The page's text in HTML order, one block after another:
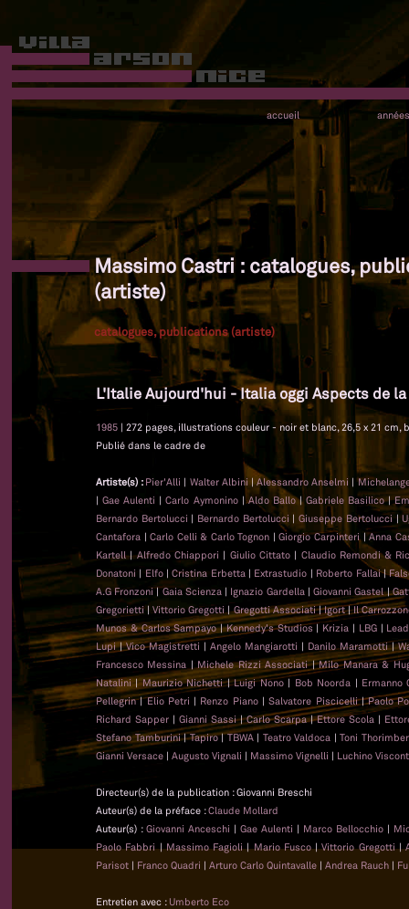
accueil années
Massimo Castri : catalogues,
(artiste)
catalogues, publications (artiste)
L'Italie Aujourd'hui - Italia oggi Aspects de
1985 | 272 pages, illustrations couleur - noir et blanc, 26,5 x 21 cm,
Publié dans le cadre de
Artiste(s) : Pier'Alli | Walter Albini |Alessandro Anselmi |
|Gae Aulenti |Carlo Aymonino|Aldo Ballo|Gabriele Basilico|
Bernardo Bertolucci | Bernardo Bertolucci |Giuseppe Bertolucci |
Cantafora |Carlo Celli & Carlo Tognon |Giorgio Carpinteri |Anna
Kartell|Alfredo Chiappori | Giulio Cittato| Claudio Remondi &
Donatoni | Elfo|Cristina Erbetta | Extrastudio | Roberto Fallai|
A.G Fronzoni|Gaia Scienza | Ignazio Gardella |Giovanni Gastel|
Gregorietti |Vittorio Gregotti |Gregotti Associati|Igort|Il
Munos & Carlos Sampayo|Kennedy's Studios| Krizia | LBG|
Lupi|Vico Magistretti | Angelo Mangiarotti | Danilo Maramotti|
Francesco Messina | Michele Rizzi Associati|Milo Manara &
Natalini|Maurizio Nichetti|Luigi Nono| Bob Noorda | Ermanno
Pellegrin|Elio Petri | Renzo Piano|Salvatore Piscicelli|Paolo
Richard Sapper| Gianni Sassi|Carlo Scarpa|Ettore Scola |
Stefano Tamburini|Tapiro|TBWA| Teatro Valdoca | Toni
Gianni Versace | Augusto Vignali | Massimo Vignelli | Luchino
Directeur(s) de la publication : Giovanni Breschi
Auteur(s) de la préface :Claude Mollard
Auteur(s) : Giovanni Anceschi | Gae Aulenti | Marco Bellocchio |
Paolo Fabbri|Massimo Fagioli|Mario Fusco|Vittorio Gregotti|
Parisot | Franco Quadri | Arturo Carlo Quintavalle | Andrea Rauch |
Entretien avec : Umberto Eco